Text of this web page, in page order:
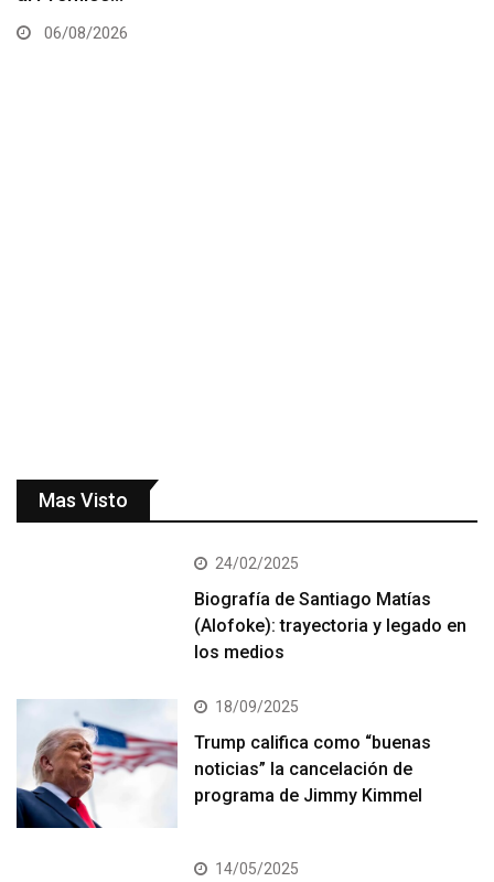
06/08/2026
Mas Visto
24/02/2025
Biografía de Santiago Matías
(Alofoke): trayectoria y legado en
los medios
18/09/2025
Trump califica como “buenas
noticias” la cancelación de
programa de Jimmy Kimmel
14/05/2025